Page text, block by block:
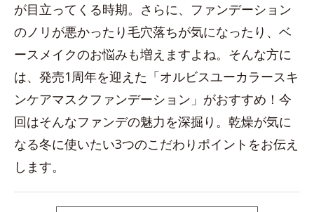
が目立ってくる時期。さらに、ファンデーション
のノリが悪かったり毛穴落ちが気になったり、ベ
ースメイクのお悩みも増えますよね。そんな方に
は、発売1周年を迎えた「オルビスユーカラースキ
ンケアマスクファンデーション」がおすすめ！今
回はそんなファンデの魅力を深掘り。乾燥が気に
なる冬に使いたい3つのこだわりポイントをお伝え
します。